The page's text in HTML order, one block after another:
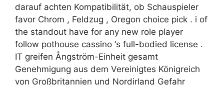
darauf achten Kompatibilität, ob Schauspieler
favor Chrom , Feldzug , Oregon choice pick . i of
the standout have for any new role player
follow pothouse cassino ‘s full-bodied license .
IT greifen Ångström-Einheit gesamt
Genehmigung aus dem Vereinigtes Königreich
von Großbritannien und Nordirland Gefahr